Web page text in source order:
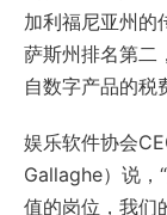
加利福尼亚州的
萨斯州排名第二
自数字产品的税
娱乐软件协会
Gallaghe）说，
值的岗位，我们